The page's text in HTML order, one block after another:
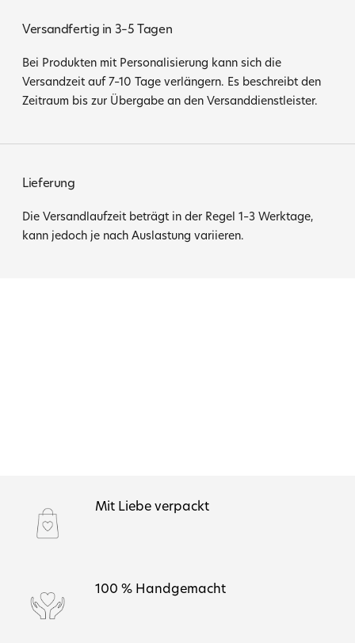
Versandfertig in 3–5 Tagen
Bei Produkten mit Personalisierung kann sich die
Versandzeit auf 7–10 Tage verlängern. Es beschreibt den
Zeitraum bis zur Übergabe an den Versanddienstleister.
Lieferung
Die Versandlaufzeit beträgt in der Regel 1–3 Werktage,
kann jedoch je nach Auslastung variieren.
Mit Liebe verpackt
100 % Handgemacht